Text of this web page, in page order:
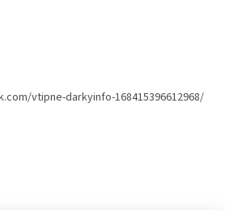
vtipne-darkyinfo-168415396612968/